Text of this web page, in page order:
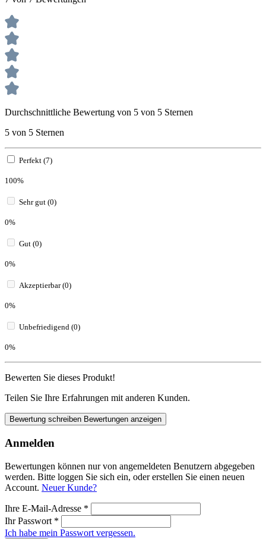
Durchschnittliche Bewertung von 5 von 5 Sternen
5 von 5 Sternen
Perfekt (7)
100%
Sehr gut (0)
0%
Gut (0)
0%
Akzeptierbar (0)
0%
Unbefriedigend (0)
0%
Bewerten Sie dieses Produkt!
Teilen Sie Ihre Erfahrungen mit anderen Kunden.
Bewertung schreiben Bewertungen anzeigen
Anmelden
Bewertungen können nur von angemeldeten Benutzern abgegeben
werden. Bitte loggen Sie sich ein, oder erstellen Sie einen neuen
Account. Neuer Kunde?
Ihre E-Mail-Adresse *
Ihr Passwort *
Ich habe mein Passwort vergessen.